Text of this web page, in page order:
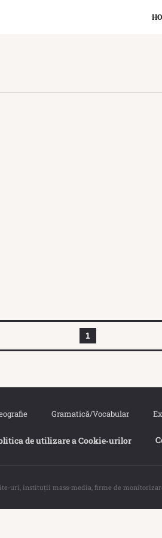
1
Gramatică/Vocabular
de utilizare a Cookie‐urilor
uri, instituţii mass-media, firme de